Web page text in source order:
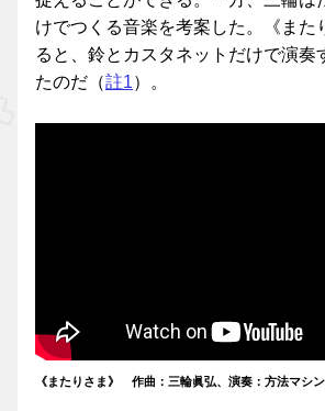
けでつくる音楽を考案した。《また
ると、鈴とカスタネットだけで演奏
たのだ（註1）。
《またりさま》 作曲：三輪眞弘、演奏：方法マシ